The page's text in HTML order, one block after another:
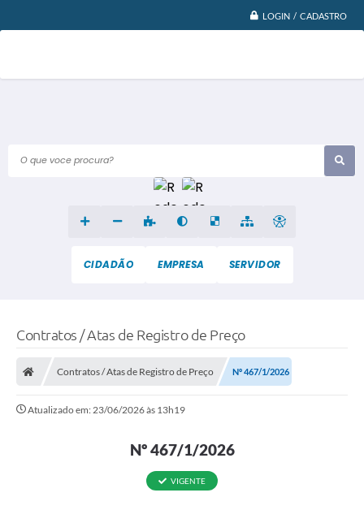
LOGIN / CADASTRO
O que voce procura?
CIDADÃO EMPRESA SERVIDOR
Contratos / Atas de Registro de Preço
Contratos / Atas de Registro de Preço Nº 467/1/2026
Atualizado em: 23/06/2026 às 13h19
Nº 467/1/2026
VIGENTE